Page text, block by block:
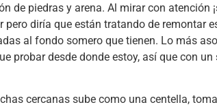
de piedras y arena. Al mirar con atención
diría que están tratando de remontar
al fondo somero que tienen. Lo más
probar desde donde estoy, así que con
cercanas sube como una centella,